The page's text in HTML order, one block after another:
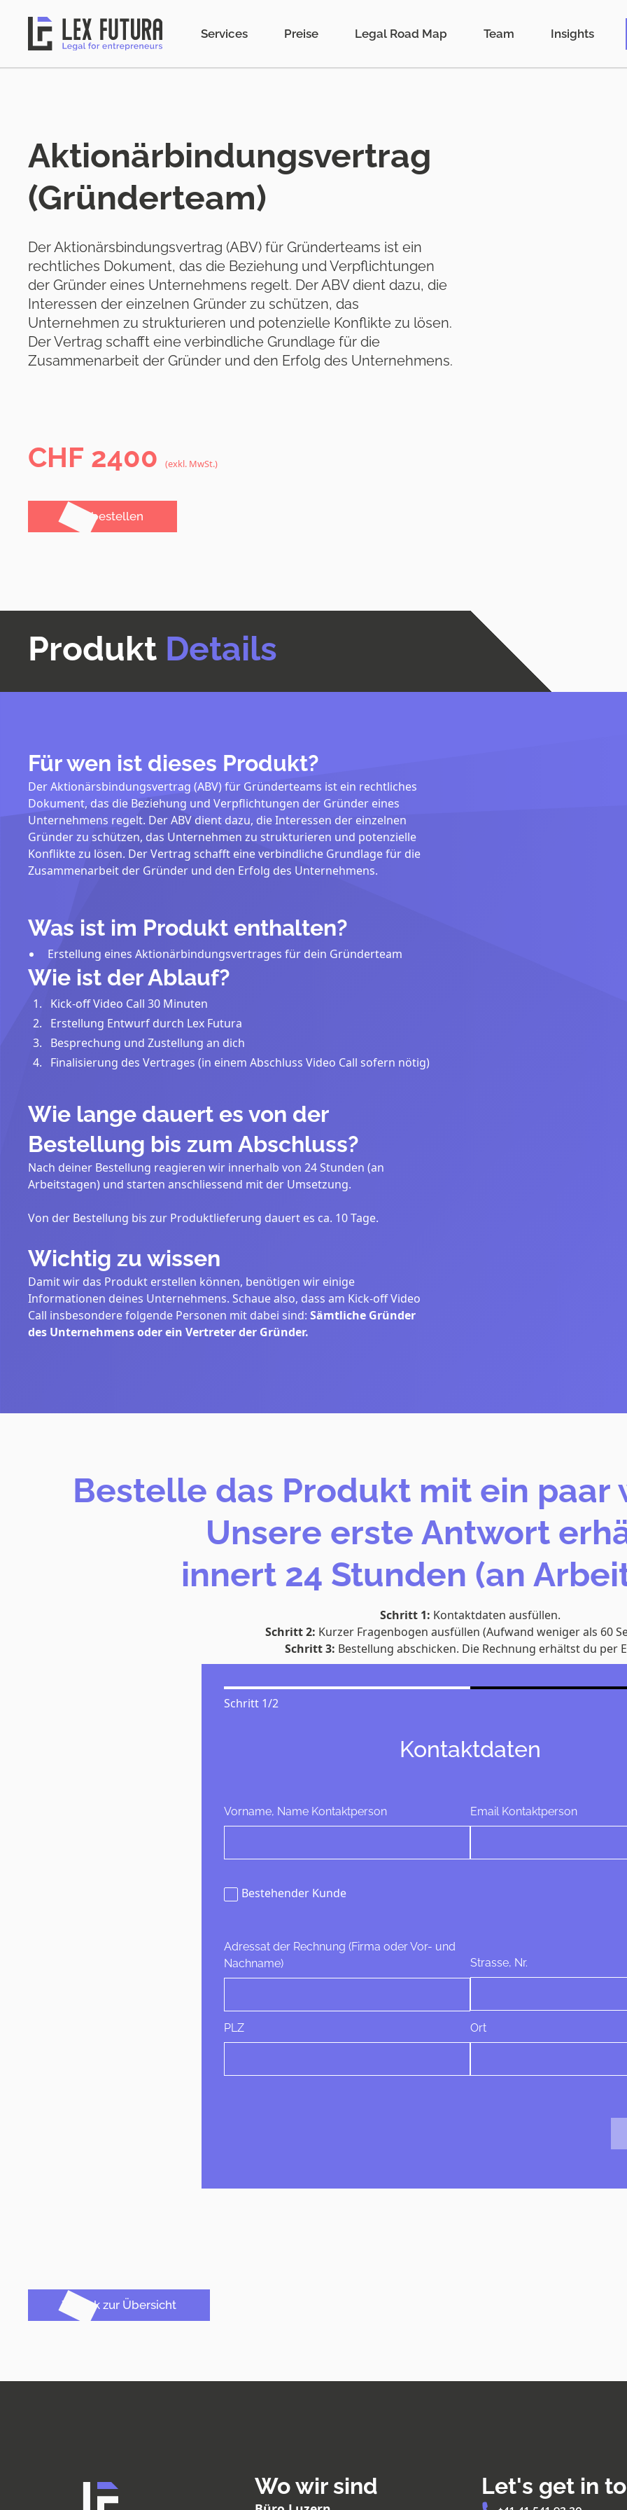
Services Preise Legal Road Map Team Insights
Aktionär­bindungsvertrag
(Gründerteam)
Der Aktionärsbindungsvertrag (ABV) für Gründerteams ist ein
rechtliches Dokument, das die Beziehung und Verpflichtungen
der Gründer eines Unternehmens regelt. Der ABV dient dazu, die
Interessen der einzelnen Gründer zu schützen, das
Unternehmen zu strukturieren und potenzielle Konflikte zu lösen.
Der Vertrag schafft eine verbindliche Grundlage für die
Zusammenarbeit der Gründer und den Erfolg des Unternehmens.
CHF 2400 (exkl. MwSt.)
Jetzt bestellen
Produkt Details
Für wen ist dieses Produkt?
Der Aktionärsbindungsvertrag (ABV) für Gründerteams ist ein rechtliches
Dokument, das die Beziehung und Verpflichtungen der Gründer eines
Unternehmens regelt. Der ABV dient dazu, die Interessen der einzelnen
Gründer zu schützen, das Unternehmen zu strukturieren und potenzielle
Konflikte zu lösen. Der Vertrag schafft eine verbindliche Grundlage für die
Zusammenarbeit der Gründer und den Erfolg des Unternehmens.
Was ist im Produkt enthalten?
Erstellung eines Aktionärbindungsvertrages für dein Gründerteam
Wie ist der Ablauf?
Kick-off Video Call 30 Minuten
Erstellung Entwurf durch Lex Futura
Besprechung und Zustellung an dich
Finalisierung des Vertrages (in einem Abschluss Video Call sofern nötig)
Wie lange dauert es von der
Bestellung bis zum Abschluss?
Nach deiner Bestellung reagieren wir innerhalb von 24 Stunden (an
Arbeitstagen) und starten anschliessend mit der Umsetzung.
Von der Bestellung bis zur Produktlieferung dauert es ca. 10 Tage.
Wichtig zu wissen
Damit wir das Produkt erstellen können, benötigen wir einige
Informationen deines Unternehmens. Schaue also, dass am Kick-off Video
Call insbesondere folgende Personen mit dabei sind: Sämtliche Gründer
des Unternehmens oder ein Vertreter der Gründer.
Bestelle das Produkt mit ein paar
Unsere erste Antwort
innert 24 Stunden (an
Schritt 1: Kontaktdaten ausfüllen.
Schritt 2: Kurzer Fragenbogen ausfüllen (Aufwand weniger als 60
Schritt 3: Bestellung abschicken. Die Rechnung erhältst du per
Schritt 1/2
Kontaktdaten
Vorname, Name Kontaktperson Email Kontaktperson
Bestehender Kunde
Adressat der Rechnung (Firma oder Vor- und
Nachname)
Strasse, Nr.
PLZ Ort
Zurück zur Übersicht
Wo wir sind Let's get in